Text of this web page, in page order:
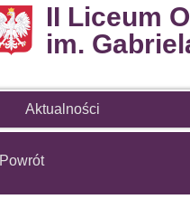
II Liceum
im.
Aktualności
Powrót